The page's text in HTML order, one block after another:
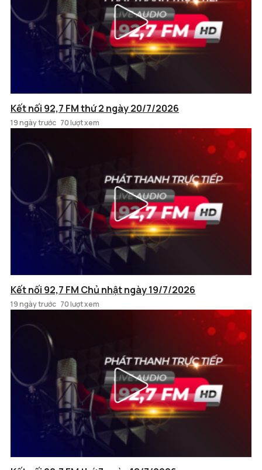
Kết nối 92,7 FM thứ 2 ngày 20/7/2026
19 ngày trước 70 lượt xem
Kết nối 92,7 FM Chủ nhật ngày 19/7/2026
19 ngày trước 70 lượt xem